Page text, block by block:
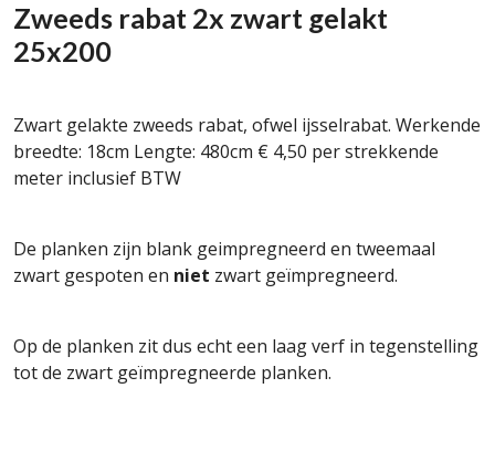
Zweeds rabat 2x zwart gelakt
25x200
Zwart gelakte zweeds rabat, ofwel ijsselrabat. Werkende
breedte: 18cm Lengte: 480cm € 4,50 per strekkende
meter inclusief BTW
De planken zijn blank geimpregneerd en tweemaal
zwart gespoten en niet zwart geïmpregneerd.
Op de planken zit dus echt een laag verf in tegenstelling
tot de zwart geïmpregneerde planken.